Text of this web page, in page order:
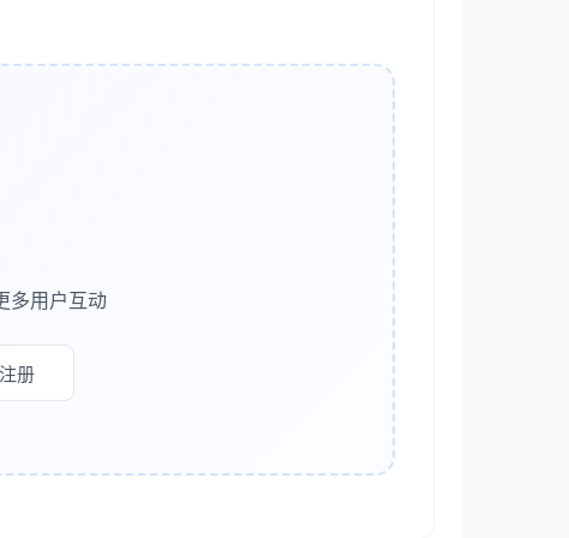
”等不同写法，并建议统一为标准格式。
列的数据进行预测填充。例如，在“客户信息表”中，
，根据邮编推断城市名称。Excel 中的“预测工作表”
据或业务规则时。
取能力尤为强大。
生成自然语言报告。
多用户互动
注册